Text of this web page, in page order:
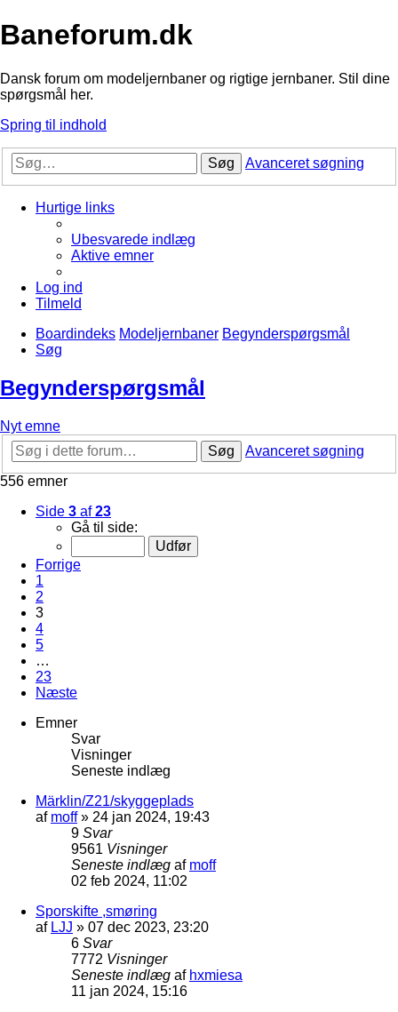
Baneforum.dk
Dansk forum om modeljernbaner og rigtige jernbaner. Stil dine
spørgsmål her.
Spring til indhold
Søg Avanceret søgning
Hurtige links
Ubesvarede indlæg
Aktive emner
Log ind
Tilmeld
Boardindeks Modeljernbaner Begynderspørgsmål
Søg
Begynderspørgsmål
Nyt emne
Søg
Avanceret søgning
556 emner
Side 3 af23
Gå til side:
Forrige
1
2
3
4
5
…
23
Næste
Emner
Svar
Visninger
Seneste indlæg
Märklin/Z21/skyggeplads
af moff» 24 jan 2024, 19:43
9 Svar
9561 Visninger
Seneste indlæg af moff
02 feb 2024, 11:02
Sporskifte ,smøring
af LJJ » 07 dec 2023, 23:20
6 Svar
7772 Visninger
Seneste indlæg af hxmiesa
11 jan 2024, 15:16